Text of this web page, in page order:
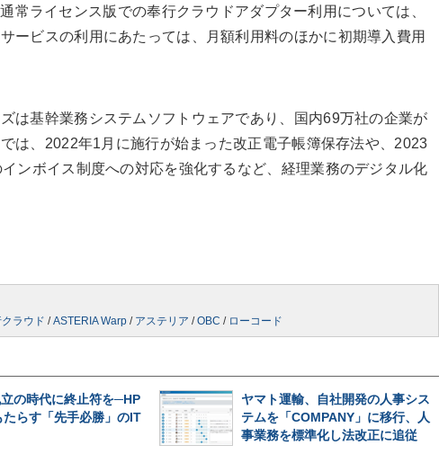
常ライセンス版での奉行クラウドアダプター利用については、
ービスの利用にあたっては、月額利用料のほかに初期導入費用
は基幹業務システムソフトウェアであり、国内69万社の企業が
は、2022年1月に施行が始まった改正電子帳簿保存法や、2023
ンボイス制度への対応を強化するなど、経理業務のデジタル化
ラウド /ASTERIA Warp / アステリア /OBC / ローコード
の時代に終止符を─HP
たらす「先手必勝」のIT
ヤマト運輸、自社開発の人事シス
テムを「COMPANY」に移行、人
事業務を標準化し法改正に追従